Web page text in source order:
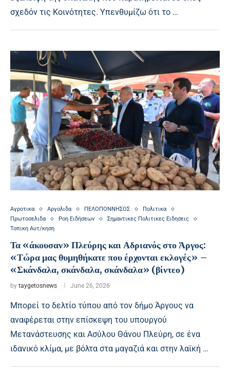
σχεδόν τις Κοινότητες. Υπενθυμίζω ότι το …
Αγροτικα Αργολιδα ΠΕΛΟΠΟΝΝΗΣΟΣ
Πολιτικα
Πρωτοσελιδα
Ροη Ειδήσεων
Σημαντικες Πολιτικες Ειδησεις
Τοπικη Αυτ/κηση
Τα «άκουσαν» Πλεύρης και Αδριανός στο Άργος:
«Τώρα μας θυμηθήκατε που έρχονται εκλογές» –
«Σκάνδαλα, σκάνδαλα, σκάνδαλα» (βίντεο)
by taygetosnews June 26, 2026
Μπορεί το δελτίο τύπου από τον δήμο Άργους να
αναφέρεται στην επίσκεψη του υπουργού
Μετανάστευσης και Ασύλου Θάνου Πλεύρη, σε ένα
ιδανικό κλίμα, με βόλτα στα μαγαζιά και στην λαϊκή …